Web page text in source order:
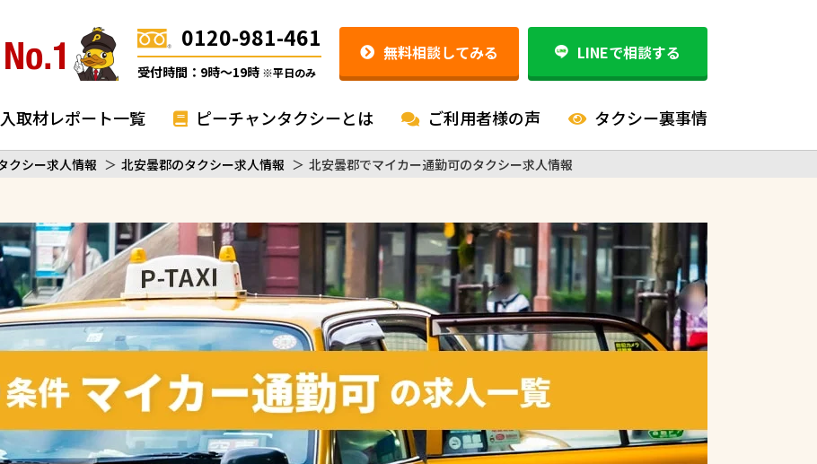
0120-981-461
受付時間：9時〜19時 ※平日のみ
無料相談してみる LINEで相談する
取材レポート一覧 ピーチャンタクシーとは ご利用者様の声 タクシー裏事情
クシー求人情報 ＞ 北安曇郡のタクシー求人情報 ＞ 北安曇郡でマイカー通勤可のタクシー求人情報